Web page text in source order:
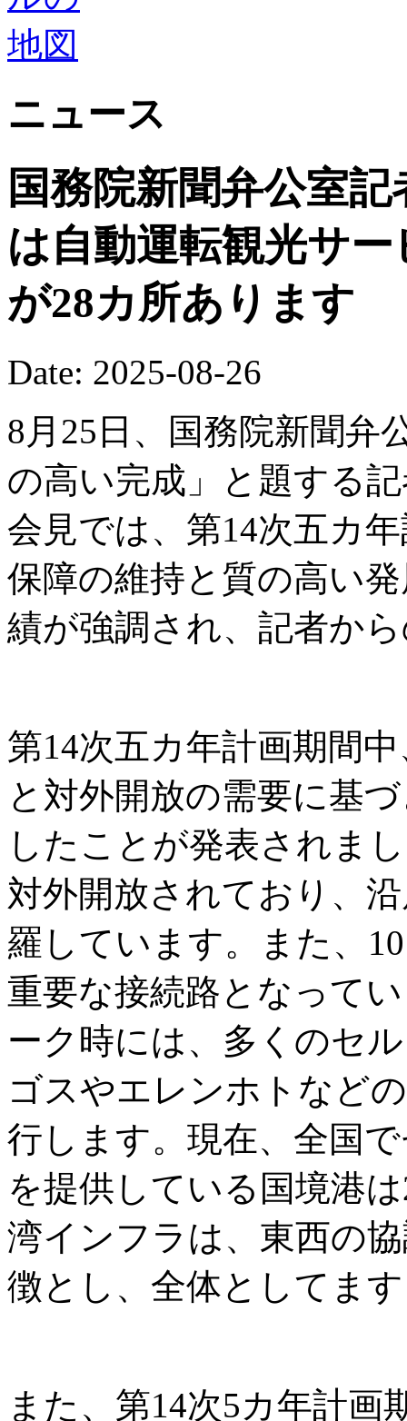
ニュース
国務院新聞弁公室
は自動運転観光サ
が28カ所あります
Date: 2025-08-26
8月25日、国務院新聞弁
の高い完成」と題する
会見では、第14次五カ
保障の維持と質の高い
績が強調され、記者か
第14次五カ年計画期間
と対外開放の需要に基
したことが発表されま
対外開放されており、
羅しています。また、
重要な接続路となって
ーク時には、多くのセ
ゴスやエレンホトなど
行します。現在、全国
を提供している国境港
湾インフラは、東西の
徴とし、全体としてま
また、第14次5カ年計画